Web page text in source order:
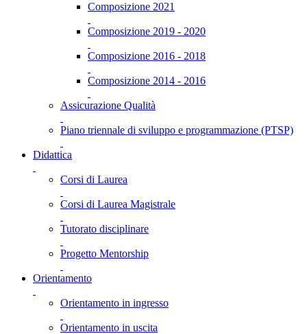
Composizione 2021
Composizione 2019 - 2020
Composizione 2016 - 2018
Composizione 2014 - 2016
Assicurazione Qualità
Piano triennale di sviluppo e programmazione (PTSP)
Didattica
Corsi di Laurea
Corsi di Laurea Magistrale
Tutorato disciplinare
Progetto Mentorship
Orientamento
Orientamento in ingresso
Orientamento in uscita